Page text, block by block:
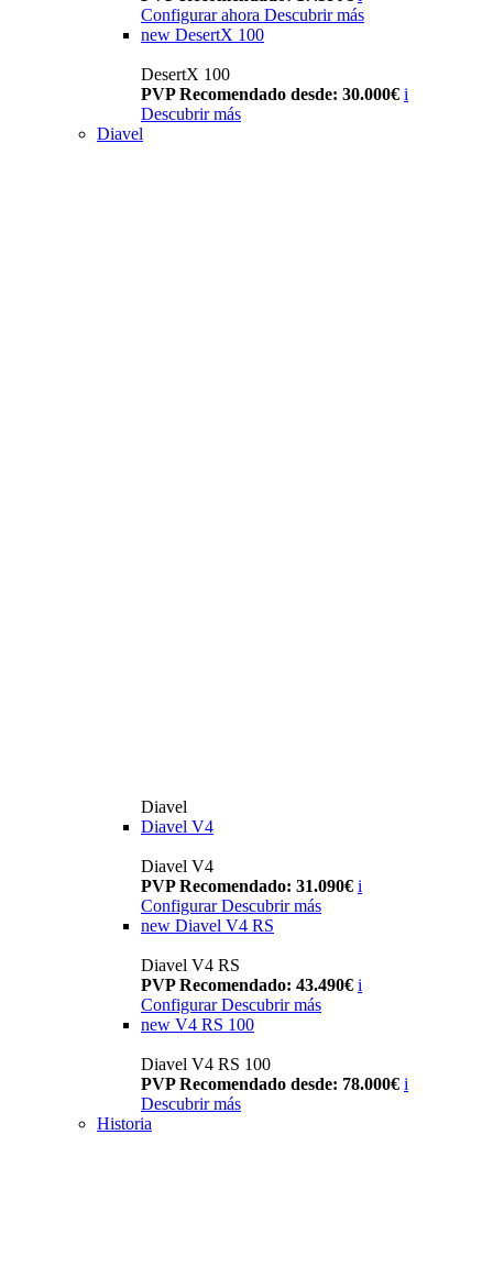
Configurar ahora Descubrir más
new DesertX 100
DesertX 100
PVP Recomendado desde: 30.000€ i
Descubrir más
Diavel
Diavel
Diavel V4
Diavel V4
PVP Recomendado: 31.090€ i
Configurar Descubrir más
new Diavel V4 RS
Diavel V4 RS
PVP Recomendado: 43.490€ i
Configurar Descubrir más
new V4 RS 100
Diavel V4 RS 100
PVP Recomendado desde: 78.000€ i
Descubrir más
Historia